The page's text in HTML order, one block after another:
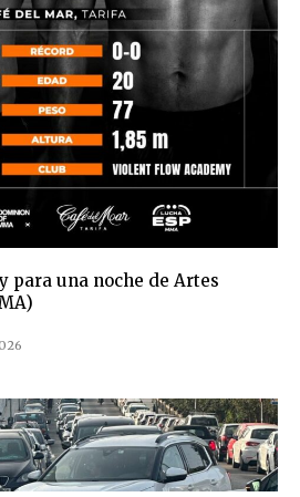
para una noche de Artes